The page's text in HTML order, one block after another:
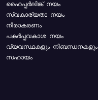
ഹൈപ്പർലിങ്ക് നയം
സ്വകാര്യതാ നയം
നിരാകരണം
പകർപ്പവകാശ നയം
വ്യവസ്ഥകളും നിബന്ധനകളും
സഹായം